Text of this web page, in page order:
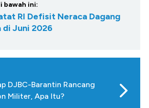
bawah ini:
RI Defisit Neraca Dagang
di Juni 2026
DJBC-Barantin Rancang
Militer, Apa Itu?